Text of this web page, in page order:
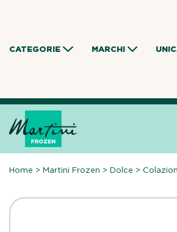
CATEGORIE MARCHI
Home >Martini Frozen >Dolce >